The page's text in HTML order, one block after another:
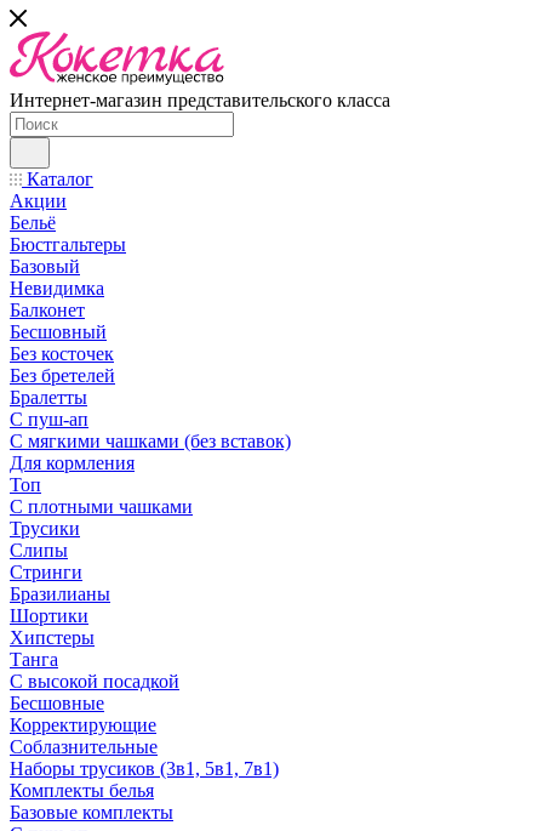
Интернет-магазин представительского класса
Каталог
Акции
Бельё
Бюстгальтеры
Базовый
Невидимка
Балконет
Бесшовный
Без косточек
Без бретелей
Бралетты
С пуш-ап
С мягкими чашками (без вставок)
Для кормления
Топ
С плотными чашками
Трусики
Слипы
Стринги
Бразилианы
Шортики
Хипстеры
Танга
С высокой посадкой
Бесшовные
Корректирующие
Соблазнительные
Наборы трусиков (3в1, 5в1, 7в1)
Комплекты белья
Базовые комплекты